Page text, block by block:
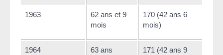
1963
62 ans et 9
mois
170 (42 ans 6
mois)
1964 63 ans
171 (42 ans 9